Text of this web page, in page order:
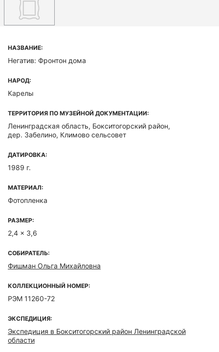
НАЗВАНИЕ:
Негатив: Фронтон дома
НАРОД:
Карелы
ТЕРРИТОРИЯ ПО МУЗЕЙНОЙ ДОКУМЕНТАЦИИ:
Ленинградская область, Бокситогорский район,
дер. Забелино, Климово сельсовет
ДАТИРОВКА:
1989 г.
МАТЕРИАЛ:
Фотопленка
РАЗМЕР:
2,4 x 3,6
СОБИРАТЕЛЬ:
Фишман Ольга Михайловна
КОЛЛЕКЦИОННЫЙ НОМЕР:
РЭМ 11260-72
ЭКСПЕДИЦИЯ:
Экспедиция в Бокситогорский район Ленинградской
области